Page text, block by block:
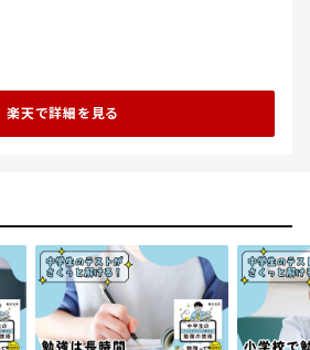
楽天で詳細を見る